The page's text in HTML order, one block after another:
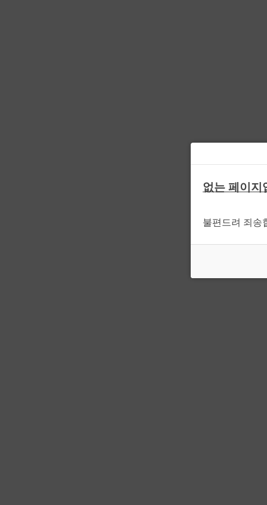
없는 페이지
불편드려 죄송